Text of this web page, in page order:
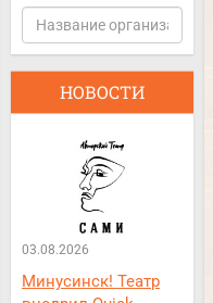
НОВОСТИ
03.08.2026
Минусинск! Театр